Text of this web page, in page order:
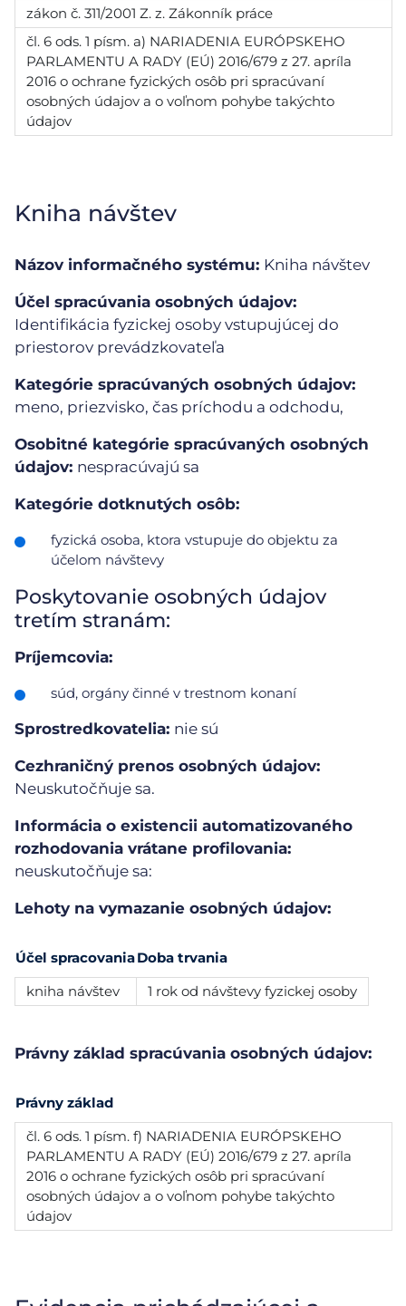
zákon č. 311/2001 Z. z. Zákonník práce
čl. 6 ods. 1 písm. a) NARIADENIA EURÓPSKEHO
PARLAMENTU A RADY (EÚ) 2016/679 z 27. apríla
2016 o ochrane fyzických osôb pri spracúvaní
osobných údajov a o voľnom pohybe takýchto
údajov
Kniha návštev
Názov informačného systému: Kniha návštev
Účel spracúvania osobných údajov:
Identifikácia fyzickej osoby vstupujúcej do
priestorov prevádzkovateľa
Kategórie spracúvaných osobných údajov:
meno, priezvisko, čas príchodu a odchodu,
Osobitné kategórie spracúvaných osobných
údajov: nespracúvajú sa
Kategórie dotknutých osôb:
fyzická osoba, ktora vstupuje do objektu za
účelom návštevy
Poskytovanie osobných údajov
tretím stranám:
Príjemcovia:
súd, orgány činné v trestnom konaní
Sprostredkovatelia: nie sú
Cezhraničný prenos osobných údajov:
Neuskutočňuje sa.
Informácia o existencii automatizovaného
rozhodovania vrátane profilovania:
neuskutočňuje sa:
Lehoty na vymazanie osobných údajov:
Účel spracovaniaDoba trvania
kniha návštev
1 rok od návštevy fyzickej osoby
Právny základ spracúvania osobných údajov:
Právny základ
čl. 6 ods. 1 písm. f) NARIADENIA EURÓPSKEHO
PARLAMENTU A RADY (EÚ) 2016/679 z 27. apríla
2016 o ochrane fyzických osôb pri spracúvaní
osobných údajov a o voľnom pohybe takýchto
údajov